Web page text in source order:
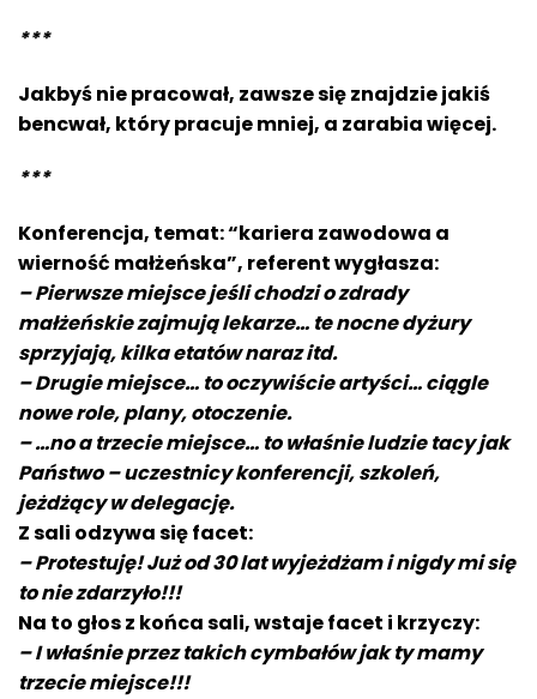
***
Jakbyś nie pracował, zawsze się znajdzie jakiś
bencwał, który pracuje mniej, a zarabia więcej.
***
Konferencja, temat: “kariera zawodowa a
wierność małżeńska”, referent wygłasza:
– Pierwsze miejsce jeśli chodzi o zdrady
małżeńskie zajmują lekarze… te nocne dyżury
sprzyjają, kilka etatów naraz itd.
– Drugie miejsce… to oczywiście artyści… ciągle
nowe role, plany, otoczenie.
– …no a trzecie miejsce… to właśnie ludzie tacy jak
Państwo – uczestnicy konferencji, szkoleń,
jeżdżący w delegację.
Z sali odzywa się facet:
– Protestuję! Już od 30 lat wyjeżdżam i nigdy mi się
to nie zdarzyło!!!
Na to głos z końca sali, wstaje facet i krzyczy:
– I właśnie przez takich cymbałów jak ty mamy
trzecie miejsce!!!